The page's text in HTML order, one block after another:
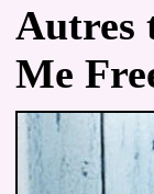
Autres
Me